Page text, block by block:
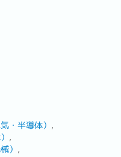
・半導体）
）